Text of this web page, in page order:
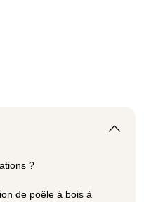
?
de poêle à bois à